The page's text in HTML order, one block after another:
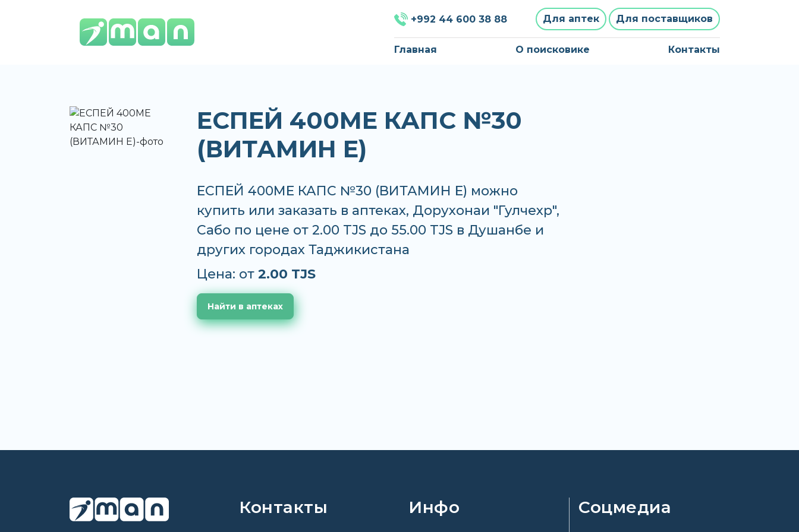
+992 44 600 38 88 Для аптек Для поставщиков
Главная О поисковике Контакты
ЕСПЕЙ 400МЕ КАПС №30
(ВИТАМИН Е)
ЕСПЕЙ 400МЕ КАПС №30 (ВИТАМИН Е) можно
купить или заказать в аптеках, Дорухонаи "Гулчехр",
Сабо по цене от 2.00 TJS до 55.00 TJS в Душанбе и
других городах Таджикистана
Цена: от 2.00 TJS
Найти в аптеках
Контакты Инфо Соцмедиа